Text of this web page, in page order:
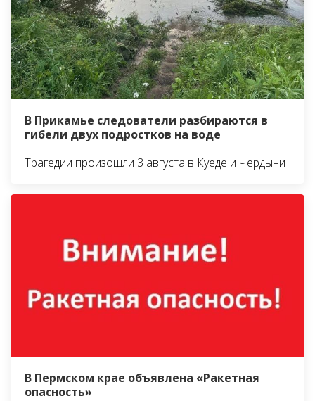
В Прикамье следователи разбираются в
гибели двух подростков на воде
Трагедии произошли 3 августа в Куеде и Чердыни
В Пермском крае объявлена «Ракетная
опасность»